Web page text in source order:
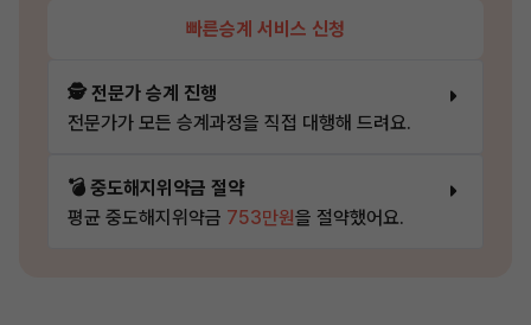
빠른승계 서비스 신청
🕵️ 전문가 승계 진행
전문가가 모든 승계과정을 직접 대행해 드려요.
💣 중도해지위약금 절약
평균 중도해지위약금 753만원을 절약했어요.